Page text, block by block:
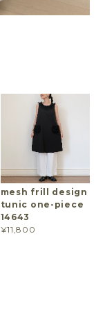
mesh frill design
tunic one-piece
14643
¥11,800